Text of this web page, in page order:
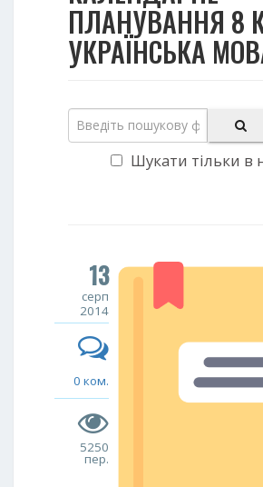
ПЛАНУВАННЯ 8
УКРАЇНСЬКА
Шукати тільки в
13
серп
2014
0 ком.
5250
пер.